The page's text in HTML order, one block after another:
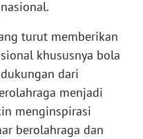
turut memberikan
khususnya bola
dari
menjadi
menginspirasi
berolahraga dan